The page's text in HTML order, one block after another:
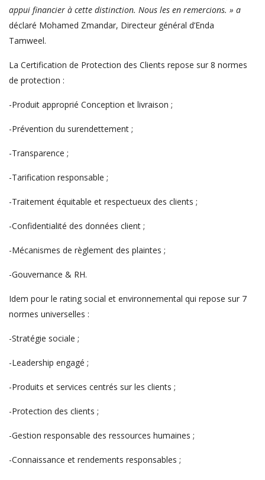
appui financier à cette distinction. Nous les en remercions. » a
déclaré Mohamed Zmandar, Directeur général d’Enda
Tamweel.
La Certification de Protection des Clients repose sur 8 normes
de protection :
-Produit approprié Conception et livraison ;
-Prévention du surendettement ;
-Transparence ;
-Tarification responsable ;
-Traitement équitable et respectueux des clients ;
-Confidentialité des données client ;
-Mécanismes de règlement des plaintes ;
-Gouvernance & RH.
Idem pour le rating social et environnemental qui repose sur 7
normes universelles :
-Stratégie sociale ;
-Leadership engagé ;
-Produits et services centrés sur les clients ;
-Protection des clients ;
-Gestion responsable des ressources humaines ;
-Connaissance et rendements responsables ;